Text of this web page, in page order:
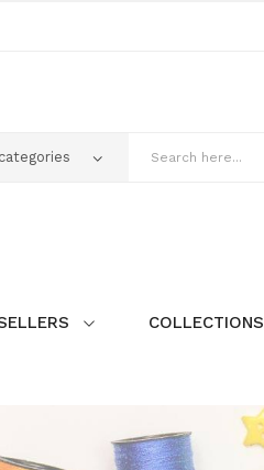
COLLECTIONS